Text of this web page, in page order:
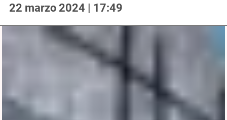
22 marzo 2024 | 17:49